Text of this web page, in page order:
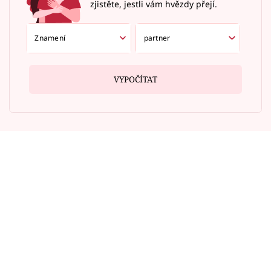
zjistěte, jestli vám hvězdy přejí.
VYPOČÍTAT